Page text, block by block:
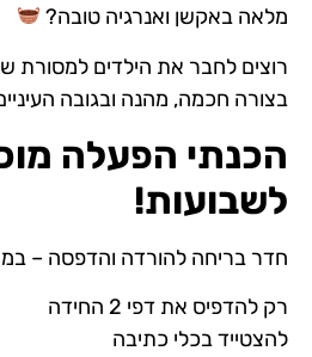
מלאה באקשן ואנרגיה טובה?
רוצים לחבר את הילדים למסורת
בצורה חכמה, מהנה ובגובה
הכנתי הפעלה
לשבועות!
חדר בריחה להורדה והדפסה –
רק להדפיס את דפי 2 החידה
להצטייד בכלי כתיבה